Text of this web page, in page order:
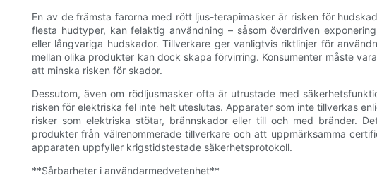
En av de främsta farorna med rött ljus-terapimasker är risken för
flesta hudtyper, kan felaktig användning – såsom överdriven
eller långvariga hudskador. Tillverkare ger vanligtvis riktlinjer för
mellan olika produkter kan dock skapa förvirring. Konsumenter måste
att minska risken för skador.
Dessutom, även om rödljusmasker ofta är utrustade med
risken för elektriska fel inte helt uteslutas. Apparater som inte tillverkas
risker som elektriska stötar, brännskador eller till och med bränder.
produkter från välrenommerade tillverkare och att uppmärksamma
apparaten uppfyller krigstidstestade säkerhetsprotokoll.
**Sårbarheter i användarmedvetenhet**